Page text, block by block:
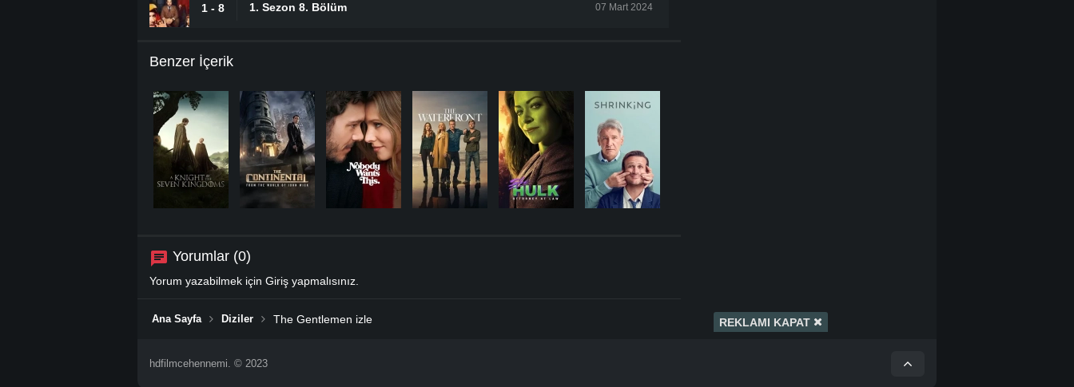
1 - 8 1. Sezon 8. Bölüm 07 Mart 2024
Benzer İçerik
Yorumlar (0)
Yorum yazabilmek için Giriş yapmalısınız.
Ana Sayfa Diziler The Gentlemen izle
hdfilmcehennemi. © 2023
REKLAMI KAPAT